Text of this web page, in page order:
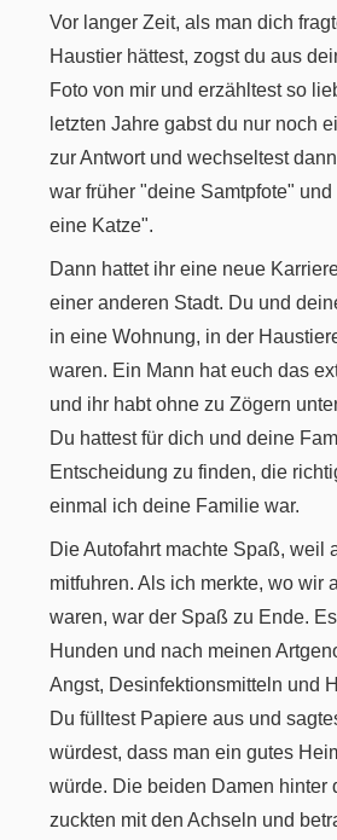
Vor langer Zeit, als man dich
Haustier hättest, zogst du aus
Foto von mir und erzähltest so
letzten Jahre gabst du nur noch
zur Antwort und wechseltest
war früher "deine Samtpfote"
eine Katze".
Dann hattet ihr eine neue
einer anderen Stadt. Du und
in eine Wohnung, in der
waren. Ein Mann hat euch das
und ihr habt ohne zu Zögern
Du hattest für dich und deine
Entscheidung zu finden, die
einmal ich deine Familie war.
Die Autofahrt machte Spaß, weil
mitfuhren. Als ich merkte, wo wir
waren, war der Spaß zu Ende.
Hunden und nach meinen
Angst, Desinfektionsmitteln und
Du fülltest Papiere aus und
würdest, dass man ein gutes
würde. Die beiden Damen hinter
zuckten mit den Achseln und